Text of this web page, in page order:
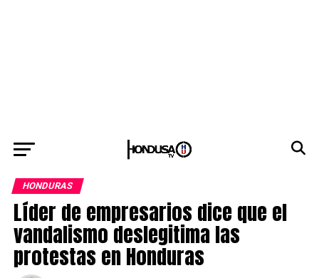
HONDURAS
Líder de empresarios dice que el
vandalismo deslegitima las
protestas en Honduras